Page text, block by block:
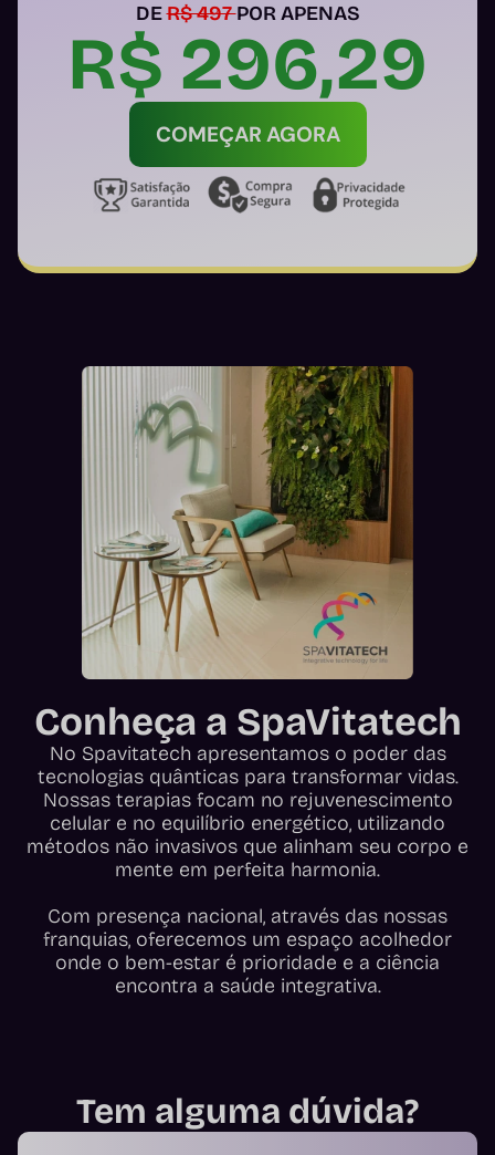
DER$ 497POR APENAS
R$ 296,29
COMEÇAR AGORA
Conheça a SpaVitatech
No Spavitatech apresentamos o poder das
tecnologias quânticas para transformar vidas.
Nossas terapias focam no rejuvenescimento
celular e no equilíbrio energético, utilizando
métodos não invasivos que alinham seu corpo e
mente em perfeita harmonia.
Com presença nacional, através das nossas
franquias, oferecemos um espaço acolhedor
onde o bem-estar é prioridade e a ciência
encontra a saúde integrativa.
Tem alguma dúvida?